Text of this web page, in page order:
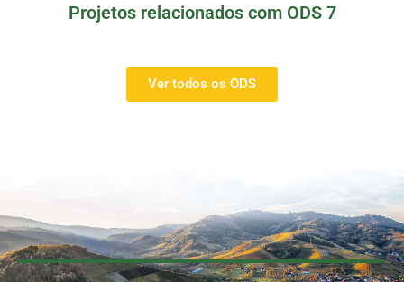
Projetos relacionados com ODS 7
Ver todos os ODS